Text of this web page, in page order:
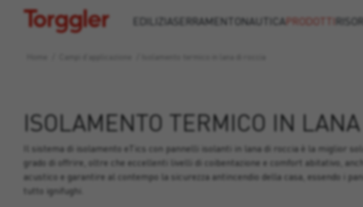
Torggler EDILIZIA SERRAMENTONAUTICAPRODOTTI
ISOLAMENTO TERMICO IN
Il sistema di isolamento eTics con pannelli isolanti in lana di roccia è la miglior
grado di offrire, oltre che eccellenti livelli di coibentazione e comfort abitativo,
acustico e garantire al contempo la sicurezza antincendio della casa, essendo i
tutto ignifughi.